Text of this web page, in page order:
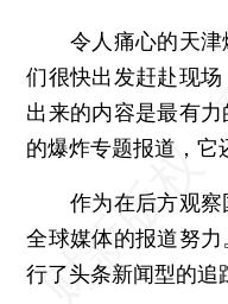
令人痛心的天津
们很快出发赶赴现
出来的内容是最有
的爆炸专题报道，它
作为在后方观察
全球媒体的报道努
行了头条新闻型的追